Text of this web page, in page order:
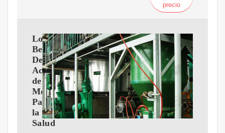
precio
Los
Beneficios
Del
Aceite
de
Mostaza
Para
la
Salud